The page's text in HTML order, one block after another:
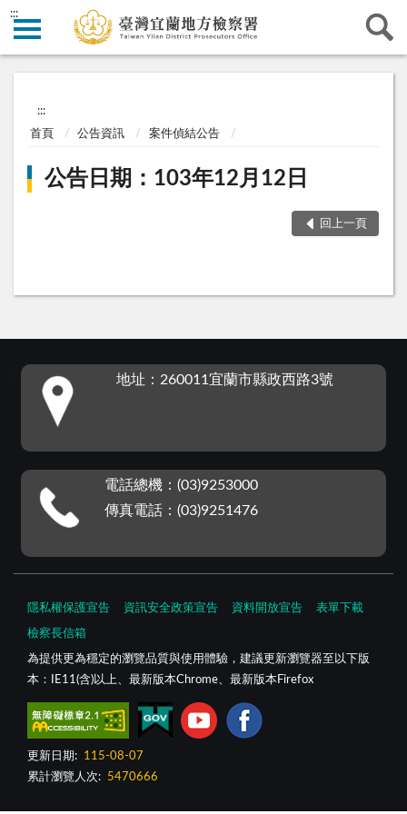
:::
:::
首頁 公告資訊 案件偵結公告
公告日期：103年12月12日
回上一頁
地址：260011宜蘭市縣政西路3號
電話總機：(03)9253000
傳真電話：(03)9251476
隱私權保護宣告 資訊安全政策宣告 資料開放宣告 表單下載
檢察長信箱
為提供更為穩定的瀏覽品質與使用體驗，建議更新瀏覽器至以下版
本：IE11(含)以上、最新版本Chrome、最新版本Firefox
更新日期:
115-08-07
累計瀏覽人次:
5470666